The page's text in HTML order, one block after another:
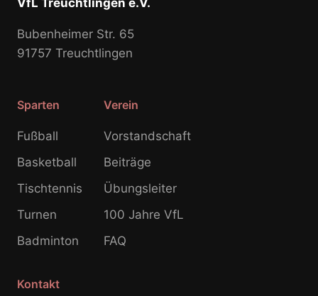
VfL Treuchtlingen e.V.
Bubenheimer Str. 65
91757 Treuchtlingen
Sparten
Fußball
Basketball
Tischtennis
Turnen
Badminton
Verein
Vorstandschaft
Beiträge
Übungsleiter
100 Jahre VfL
FAQ
Kontakt